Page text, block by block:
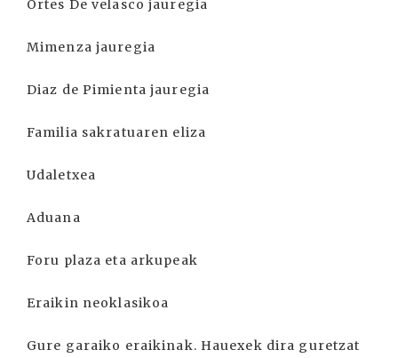
Ortes De velasco jauregia
Mimenza jauregia
Diaz de Pimienta jauregia
Familia sakratuaren eliza
Udaletxea
Aduana
Foru plaza eta arkupeak
Eraikin neoklasikoa
Gure garaiko eraikinak. Hauexek dira guretzat